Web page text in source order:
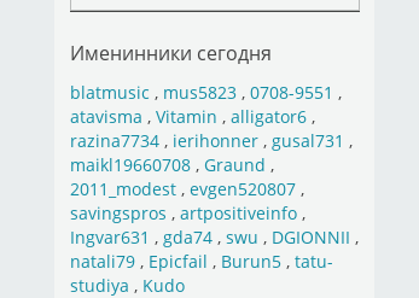
Именинники сегодня
blatmusic , mus5823, 0708-9551 ,
atavisma , Vitamin , alligator6,
razina7734, ierihonner, gusal731 ,
maikl19660708, Graund ,
2011_modest, evgen520807,
savingspros , artpositiveinfo,
Ingvar631 , gda74, swu , DGIONNII ,
natali79, Epicfail , Burun5, tatu-
studiya , Kudo